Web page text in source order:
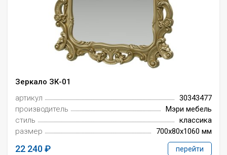
Зеркало ЗК-01
артикул
30343477
производитель
Мэри мебель
стиль
классика
размер
700x80x1060 мм
22 240 перейти